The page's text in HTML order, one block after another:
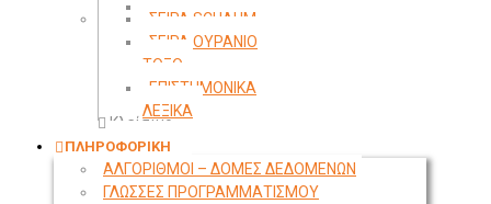
ΣΕΙΡΑ SCHAUM
ΣΕΙΡΑ ΟΥΡΑΝΙΟ
ΤΟΞΟ
ΕΠΙΣΤΗΜΟΝΙΚΑ
ΛΕΞΙΚΑ
Κλείσιμο
ΠΛΗΡΟΦΟΡΙΚΗ
ΑΛΓΟΡΙΘΜΟΙ – ΔΟΜΕΣ ΔΕΔΟΜΕΝΩΝ
ΓΛΩΣΣΕΣ ΠΡΟΓΡΑΜΜΑΤΙΣΜΟΥ